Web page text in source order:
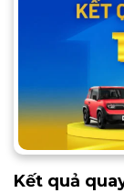
Kết quả